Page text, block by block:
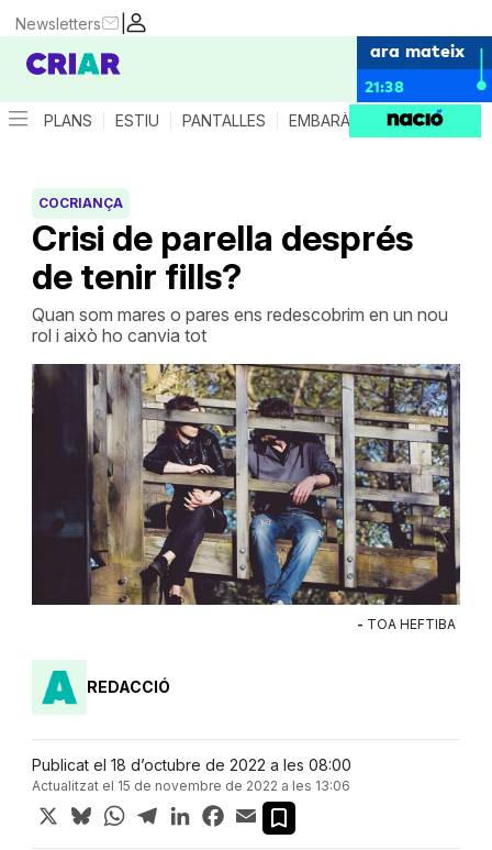
|
Newsletters
ara mateix
21:38
PLANS ESTIU PANTALLES EMBARÀS CRIANÇA
Crisi de parella després
de tenir fills?
COCRIANÇA
Quan som mares o pares ens redescobrim en un nou
rol i això ho canvia tot
- TOA HEFTIBA
REDACCIÓ
Publicat el 18 d’octubre de 2022 a les 08:00
Actualitzat el 15 de novembre de 2022 a les 13:06
X BlueskyWhatsApp
TelegramLinkedInFacebook
Email